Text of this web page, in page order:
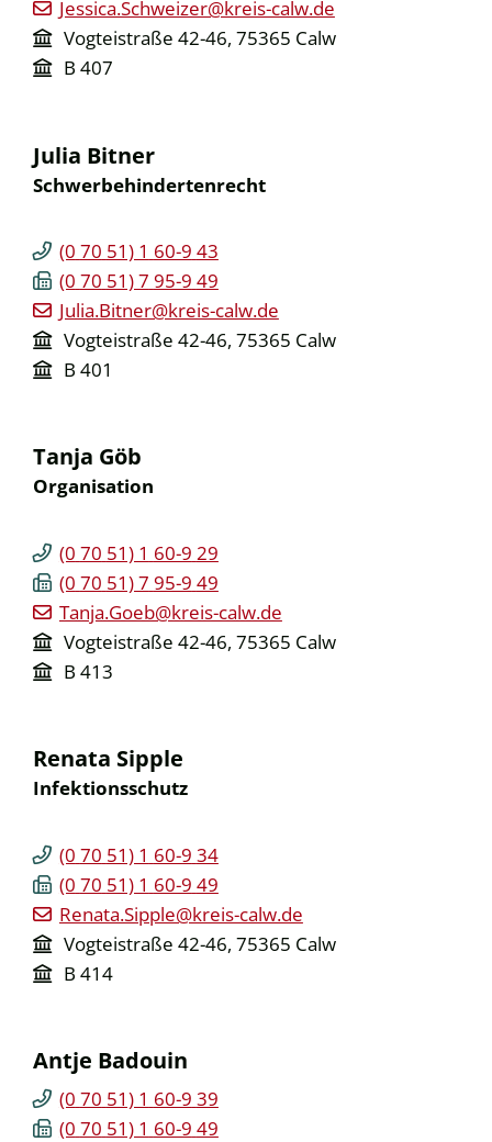
Jessica.Schweizer@kreis-calw.de
Vogteistraße 42-46, 75365 Calw
B 407
Julia Bitner
Schwerbehindertenrecht
(0 70 51) 1 60-9 43
(0 70 51) 7 95-9 49
Julia.Bitner@kreis-calw.de
Vogteistraße 42-46, 75365 Calw
B 401
Tanja Göb
Organisation
(0 70 51) 1 60-9 29
(0 70 51) 7 95-9 49
Tanja.Goeb@kreis-calw.de
Vogteistraße 42-46, 75365 Calw
B 413
Renata Sipple
Infektionsschutz
(0 70 51) 1 60-9 34
(0 70 51) 1 60-9 49
Renata.Sipple@kreis-calw.de
Vogteistraße 42-46, 75365 Calw
B 414
Antje Badouin
(0 70 51) 1 60-9 39
(0 70 51) 1 60-9 49